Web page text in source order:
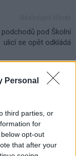
Personal
third parties, or
for
opt-out
that after your
podchodů pod Školní
ulicí se opět odkládá
přibylo.
není trezor